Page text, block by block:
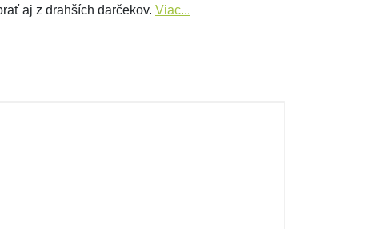
aj z drahších darčekov. Viac...